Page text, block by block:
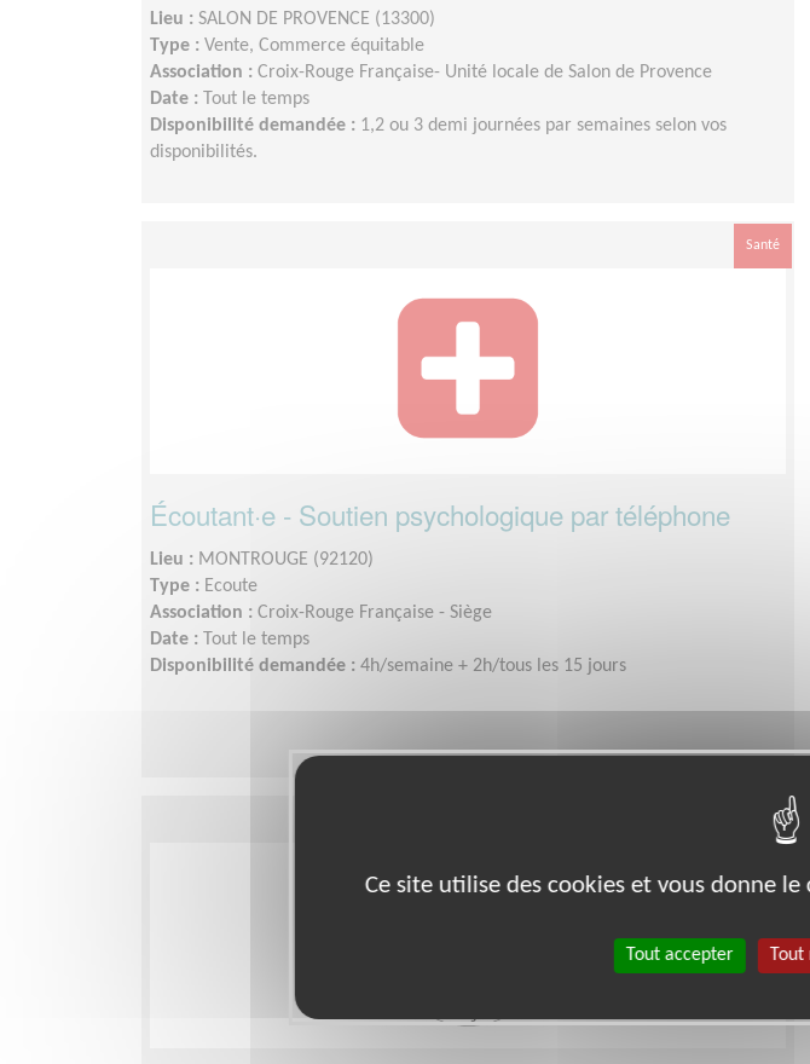
Lieu : SALON DE PROVENCE (13300)
Type : Vente, Commerce équitable
Association : Croix-Rouge Française- Unité locale de Salon de Provence
Date :
Tout le temps
Disponibilité demandée : 1,2 ou 3 demi journées par semaines selon vos
disponibilités.
Santé
Écoutant·e - Soutien psychologique par téléphone
Lieu : MONTROUGE (92120)
Type : Ecoute
Association : Croix-Rouge Française - Siège
Date :
Tout le temps
Disponibilité demandée : 4h/semaine + 2h/tous les 15 jours
Exclusion & Pauvreté
Ce site utilise des cookies et vous donne
Tout accepter Tout